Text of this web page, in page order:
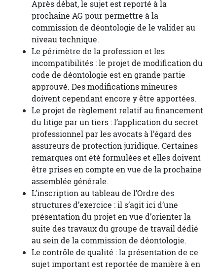
Après débat, le sujet est reporté à la
prochaine AG pour permettre à la
commission de déontologie de le valider au
niveau technique.
Le périmètre de la profession et les
incompatibilités : le projet de modification du
code de déontologie est en grande partie
approuvé. Des modifications mineures
doivent cependant encore y être apportées.
Le projet de règlement relatif au financement
du litige par un tiers : l’application du secret
professionnel par les avocats à l’égard des
assureurs de protection juridique. Certaines
remarques ont été formulées et elles doivent
être prises en compte en vue de la prochaine
assemblée générale.
L’inscription au tableau de l’Ordre des
structures d’exercice : il s’agit ici d’une
présentation du projet en vue d’orienter la
suite des travaux du groupe de travail dédié
au sein de la commission de déontologie.
Le contrôle de qualité : la présentation de ce
sujet important est reportée de manière à en